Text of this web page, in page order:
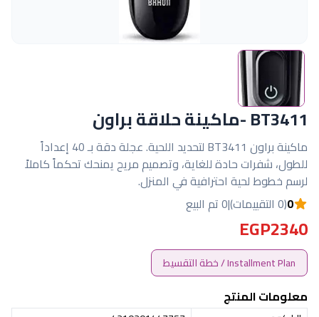
BT3411 -ماكينة حلاقة براون
ماكينة براون BT3411 لتحديد اللحية. عجلة دقة بـ 40 إعداداً
للطول، شفرات حادة للغاية، وتصميم مريح يمنحك تحكماً كاملاً
لرسم خطوط لحية احترافية في المنزل.
0(0 التقييمات) |0 تم البيع
EGP2340
Installment Plan / خطة التقسيط
معلومات المنتج